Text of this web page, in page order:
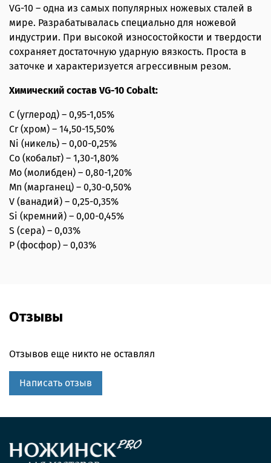
VG-10 – одна из самых популярных ножевых сталей в
мире. Разрабатывалась специально для ножевой
индустрии. При высокой износостойкости и твердости
сохраняет достаточную ударную вязкость. Проста в
заточке и характеризуется агрессивным резом.
Химический состав VG-10 Cobalt:
C (углерод) – 0,95-1,05%
Cr (хром) – 14,50-15,50%
Ni (никель) – 0,00-0,25%
Co (кобальт) – 1,30-1,80%
Mo (молибден) – 0,80-1,20%
Mn (марганец) – 0,30-0,50%
V (ванадий) – 0,25-0,35%
Si (кремний) – 0,00-0,45%
S (сера) – 0,03%
P (фосфор) – 0,03%
Отзывы
Отзывов еще никто не оставлял
Написать отзыв